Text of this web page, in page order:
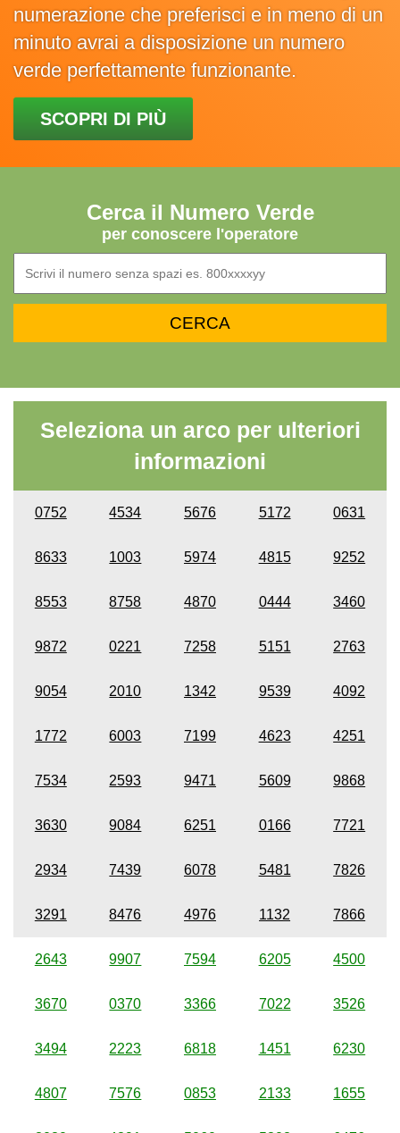
numerazione che preferisci e in meno di un
minuto avrai a disposizione un numero
verde perfettamente funzionante.
SCOPRI DI PIÙ
Cerca il Numero Verde
per conoscere l'operatore
Seleziona un arco per ulteriori
informazioni
0752 4534 5676 5172 0631
8633 1003 5974 4815 9252
8553 8758 4870 0444 3460
9872 0221 7258 5151 2763
9054 2010 1342 9539 4092
1772 6003 7199 4623 4251
7534 2593 9471 5609 9868
3630 9084 6251 0166 7721
2934 7439 6078 5481 7826
3291 8476 4976 1132 7866
2643 9907 7594 6205 4500
3670 0370 3366 7022 3526
3494 2223 6818 1451 6230
4807 7576 0853 2133 1655